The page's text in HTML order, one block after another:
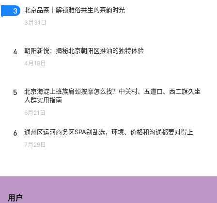
3 北京品茶｜解锁雅俗共生的茶韵时光
3月31日
4 朝阳新悦：揭秘北京朝阳区推油的独特体验
4月18日
5
北京海淀上班族肩颈按摩怎么找？中关村、五道口、西二旗久坐
人群实用指南
6月21日
6 通州区运河商务区SPA别乱选，环境、价格和沟通都要对得上
7月29日
用户